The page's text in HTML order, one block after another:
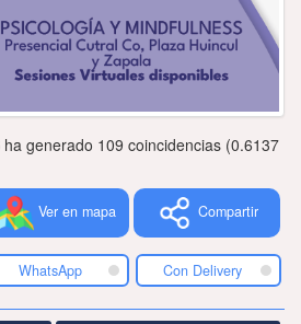
Actualizar
datos
Publicidad
Tiendacores
Contactenos
ha generado 109 coincidencias (0.6137
Ver en mapa Compartir
WhatsApp Con Delivery